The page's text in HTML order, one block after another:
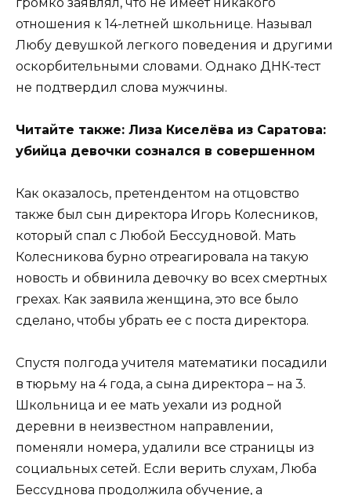
отношения к 14-летней школьнице. Называл
Любу девушкой легкого поведения и другими
оскорбительными словами. Однако ДНК-тест
не подтвердил слова мужчины.
Читайте также: Лиза Киселёва из Саратова:
убийца девочки сознался в совершенном
Как оказалось, претендентом на отцовство
также был сын директора Игорь Колесников,
который спал с Любой Бессудновой. Мать
Колесникова бурно отреагировала на такую
новость и обвинила девочку во всех смертных
грехах. Как заявила женщина, это все было
сделано, чтобы убрать ее с поста директора.
Спустя полгода учителя математики посадили
в тюрьму на 4 года, а сына директора – на 3.
Школьница и ее мать уехали из родной
деревни в неизвестном направлении,
поменяли номера, удалили все страницы из
социальных сетей. Если верить слухам, Люба
Бессуднова продолжила обучение, а